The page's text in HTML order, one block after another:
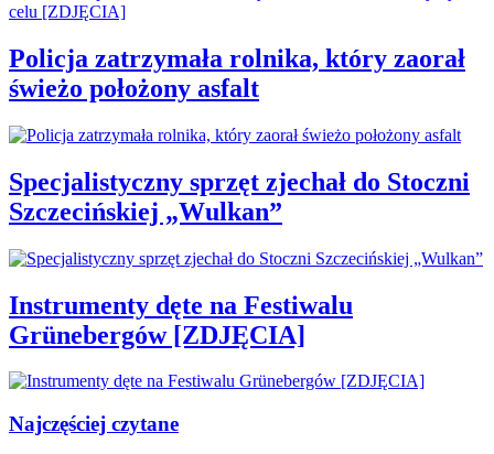
Policja zatrzymała rolnika, który zaorał
świeżo położony asfalt
Specjalistyczny sprzęt zjechał do Stoczni
Szczecińskiej „Wulkan”
Instrumenty dęte na Festiwalu
Grünebergów [ZDJĘCIA]
Najczęściej czytane